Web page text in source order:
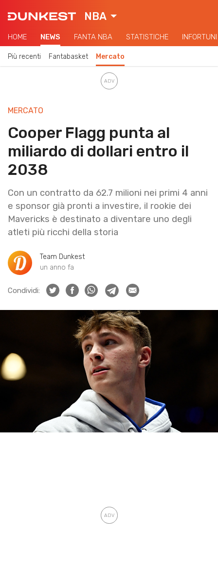
NBA
HOME NEWS FANTA NBA STATISTICHE INFORTUNI
Più recenti Fantabasket Mercato
MERCATO
Cooper Flagg punta al
miliardo di dollari entro il
2038
Con un contratto da 62.7 milioni nei primi 4 anni
e sponsor già pronti a investire, il rookie dei
Mavericks è destinato a diventare uno degli
atleti più ricchi della storia
Team Dunkest
un anno fa
Condividi: